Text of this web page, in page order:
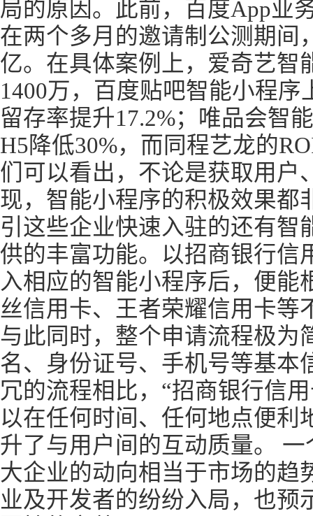
局的原因。此前，百度App业
在两个多月的邀请制公测期间
亿。在具体案例上，爱奇艺智
1400万，百度贴吧智能小程
留存率提升17.2%；唯品会智
H5降低30%，而同程艺龙的
们可以看出，不论是获取用户
现，智能小程序的积极效果都
引这些企业快速入驻的还有智
供的丰富功能。以招商银行信
入相应的智能小程序后，便能
丝信用卡、王者荣耀信用卡等
与此同时，整个申请流程极为
名、身份证号、手机号等基本
冗的流程相比，“招商银行信
以在任何时间、任何地点便利
升了与用户间的互动质量。
大企业的动向相当于市场的趋
业及开发者的纷纷入局，也预